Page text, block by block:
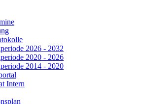
2026 - 2032
2020 - 2026
2014 - 2020
Intern